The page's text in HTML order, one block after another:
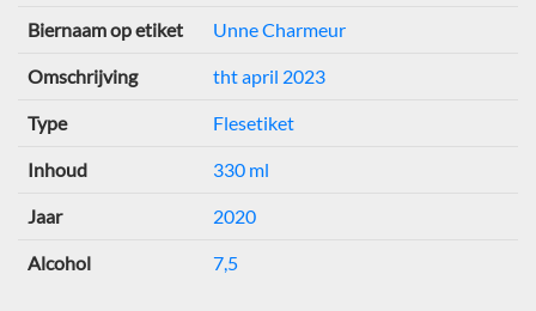
Biernaam op etiket Unne Charmeur
Omschrijving tht april 2023
Type Flesetiket
Inhoud 330 ml
Jaar 2020
Alcohol 7,5